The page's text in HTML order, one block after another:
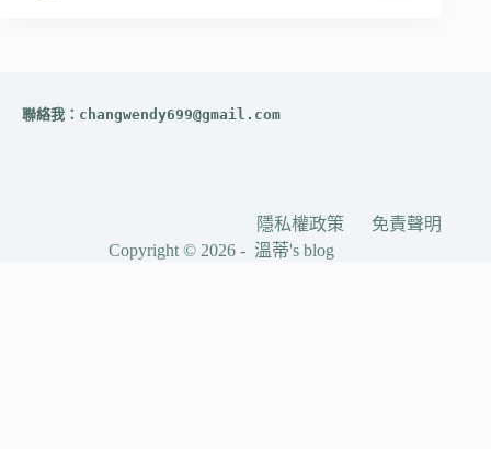
聯絡我： changwendy699@gmail.com
隱私權政策
免責聲明
Copyright © 2026 - 溫蒂's blog